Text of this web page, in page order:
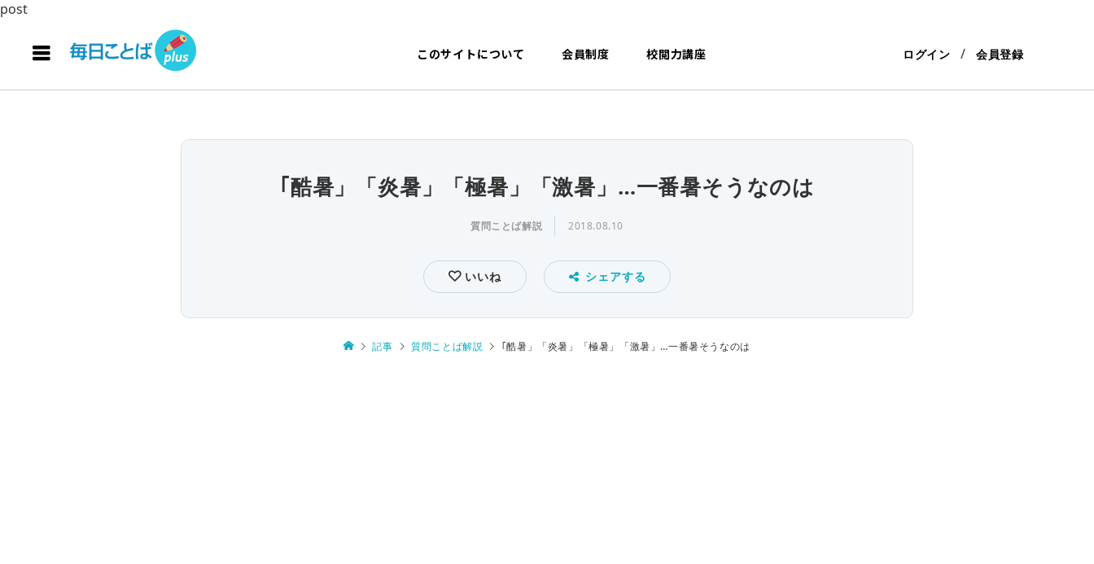
post
このサイトについて 会員制度 校閲力講座 ログイン 会員登録
｢酷暑」「炎暑」「極暑」「激暑」…一番暑そうなのは
質問ことば解説 2018.08.10
いいね シェアする
記事 質問ことば解説 ｢酷暑」「炎暑」「極暑」「激暑」…一番暑そうなのは